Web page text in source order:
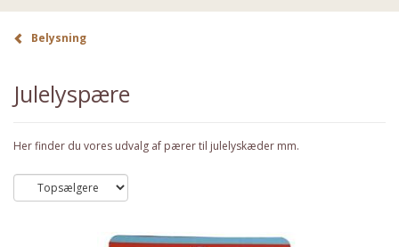
Belysning
Julelyspære
Her finder du vores udvalg af pærer til julelyskæder mm.